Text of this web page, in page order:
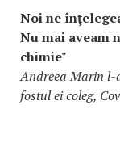
Noi ne
Nu mai aveam
chimie"
Andreea Marin l-
fostul ei coleg,